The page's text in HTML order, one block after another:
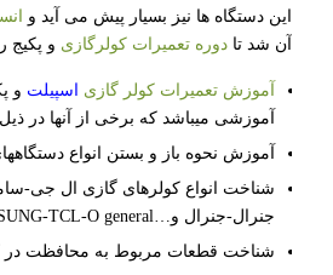
این دستگاه ها نیز بسیار پیش می آید و
آن شد تا دوره تعمیرات کولرگازی و پکیج
آموزش تعمیرات کولر گازی اسپیلت و
آموزشی میباشد که برخی از آنها در
آموزش نحوه باز و بستن انواع
شناخت انواع کولرهای گازی ال جی-
جنرال-جنرال و…LG-SAMSUNG-TCL-O general
شناخت قطعات مربوط به محافظت در